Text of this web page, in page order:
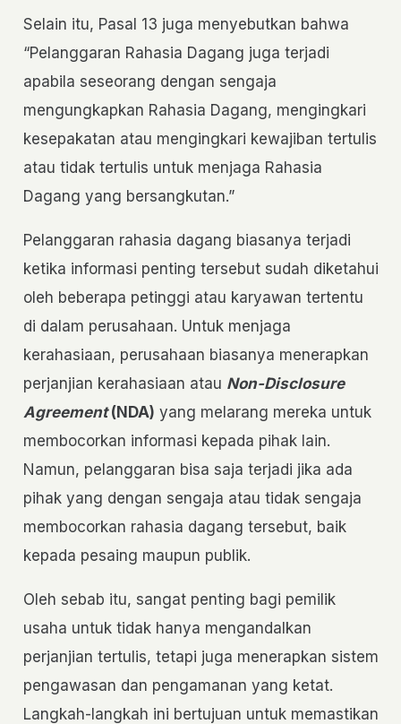
Selain itu, Pasal 13 juga menyebutkan bahwa
“Pelanggaran Rahasia Dagang juga terjadi
apabila seseorang dengan sengaja
mengungkapkan Rahasia Dagang, mengingkari
kesepakatan atau mengingkari kewajiban tertulis
atau tidak tertulis untuk menjaga Rahasia
Dagang yang bersangkutan.”
Pelanggaran rahasia dagang biasanya terjadi
ketika informasi penting tersebut sudah diketahui
oleh beberapa petinggi atau karyawan tertentu
di dalam perusahaan. Untuk menjaga
kerahasiaan, perusahaan biasanya menerapkan
perjanjian kerahasiaan atau Non-Disclosure
Agreement(NDA) yang melarang mereka untuk
membocorkan informasi kepada pihak lain.
Namun, pelanggaran bisa saja terjadi jika ada
pihak yang dengan sengaja atau tidak sengaja
membocorkan rahasia dagang tersebut, baik
kepada pesaing maupun publik.
Oleh sebab itu, sangat penting bagi pemilik
usaha untuk tidak hanya mengandalkan
perjanjian tertulis, tetapi juga menerapkan sistem
pengawasan dan pengamanan yang ketat.
Langkah-langkah ini bertujuan untuk memastikan